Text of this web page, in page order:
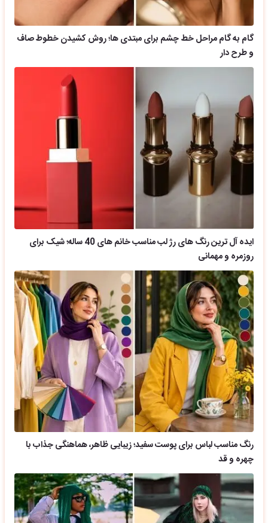
گام به گام مراحل خط چشم برای مبتدی ها؛ روش کشیدن خطوط صاف
و طرح دار
ایده آل ترین رنگ های رژ لب مناسب خانم های 40 ساله؛ شیک برای
روزمره و مهمانی
رنگ مناسب لباس برای پوست سفید؛ زیبایی ظاهر، هماهنگی جذاب با
چهره و قد